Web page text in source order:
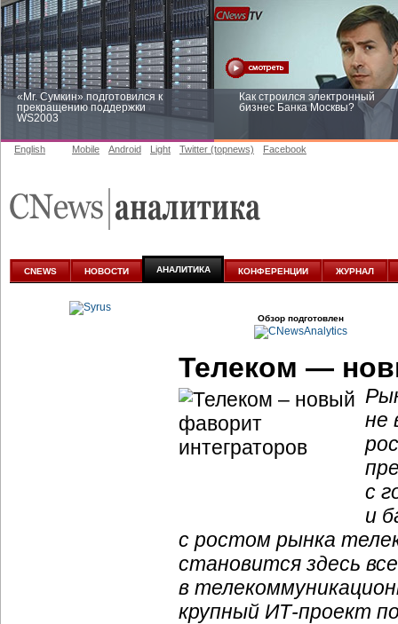
«Mr. Сумкин» подготовился к
прекращению поддержки
WS2003
Как строился электронный
бизнес Банка Москвы?
аналитике
English Mobile Android Light Twitter (topnews) Facebook
CNEWS НОВОСТИ АНАЛИТИКА КОНФЕРЕНЦИИ ЖУРНАЛ
Обзор подготовлен
Телеком —
не
с
и
с ростом рынка
становится здесь
в
крупный ИТ-проект